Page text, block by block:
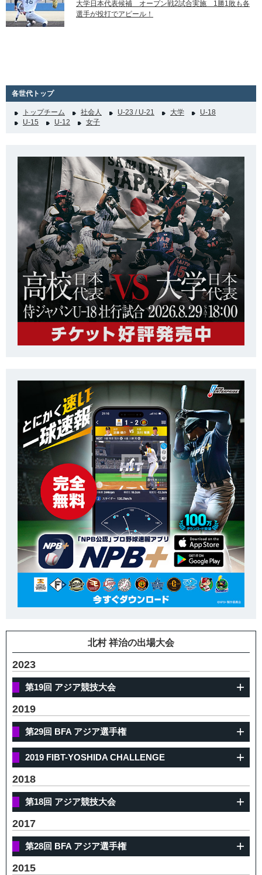
大学日本代表候補 オープン戦2試合実施 1勝1敗も各
選手が投打でアピール！
各世代トップ
トップチーム 社会人 U-23 / U-21 大学
U-18
U-15
U-12 女子
北村 祥治の出場大会
2023
第19回 アジア競技大会
2019
第29回 BFA アジア選手権
2019 FIBT-YOSHIDA CHALLENGE
2018
第18回 アジア競技大会
2017
第28回 BFA アジア選手権
2015